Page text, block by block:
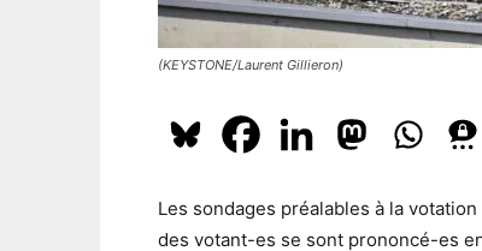
(KEYSTONE/Laurent Gillieron)
Les sondages préalables à la
des votant-es se sont prononcé-es